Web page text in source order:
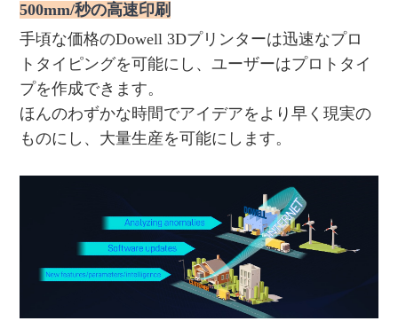
500mm/秒の高速印刷
手頃な価格のDowell 3Dプリンターは迅速なプロ
トタイピングを可能にし、ユーザーはプロトタイ
プを作成できます。
ほんのわずかな時間でアイデアをより早く現実の
ものにし、大量生産を可能にします。